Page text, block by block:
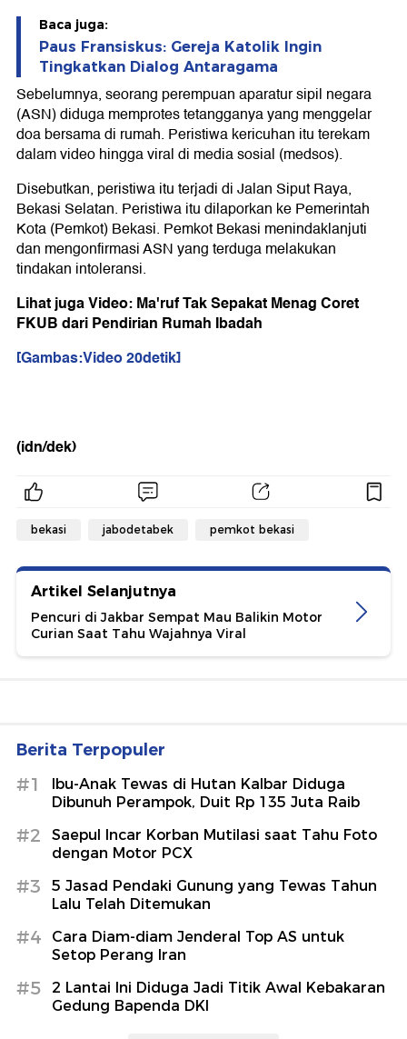
Baca juga:
Paus Fransiskus: Gereja Katolik Ingin
Tingkatkan Dialog Antaragama
Sebelumnya, seorang perempuan aparatur sipil negara
(ASN) diduga memprotes tetangganya yang menggelar
doa bersama di rumah. Peristiwa kericuhan itu terekam
dalam video hingga viral di media sosial (medsos).
Disebutkan, peristiwa itu terjadi di Jalan Siput Raya,
Bekasi Selatan. Peristiwa itu dilaporkan ke Pemerintah
Kota (Pemkot) Bekasi. Pemkot Bekasi menindaklanjuti
dan mengonfirmasi ASN yang terduga melakukan
tindakan intoleransi.
Lihat juga Video: Ma'ruf Tak Sepakat Menag Coret
FKUB dari Pendirian Rumah Ibadah
[Gambas:Video 20detik]
(idn/dek)
bekasi jabodetabek pemkot bekasi
Artikel Selanjutnya
Pencuri di Jakbar Sempat Mau Balikin Motor
Curian Saat Tahu Wajahnya Viral
Berita Terpopuler
#1
Ibu-Anak Tewas di Hutan Kalbar Diduga
Dibunuh Perampok, Duit Rp 135 Juta Raib
#2
Saepul Incar Korban Mutilasi saat Tahu Foto
dengan Motor PCX
#3
5 Jasad Pendaki Gunung yang Tewas Tahun
Lalu Telah Ditemukan
#4
Cara Diam-diam Jenderal Top AS untuk
Setop Perang Iran
#5
2 Lantai Ini Diduga Jadi Titik Awal Kebakaran
Gedung Bapenda DKI